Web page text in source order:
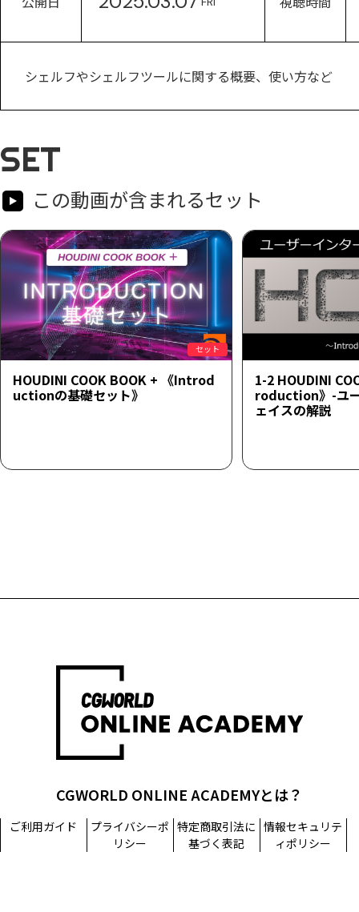
シェルフやシェルフツールに関する概要、使い方など
SET
この動画が含まれるセット
セット
HOUDINI COOK BOOK + 《Introd
uctionの基礎セット》
1-2 HOUDINI
roduction》-ユ
ェイスの解説
CGWORLD ONLINE ACADEMYとは？
ご利用ガイド
プライバシーポ
リシー
特定商取引法に
基づく表記
情報セキュリテ
ィポリシー